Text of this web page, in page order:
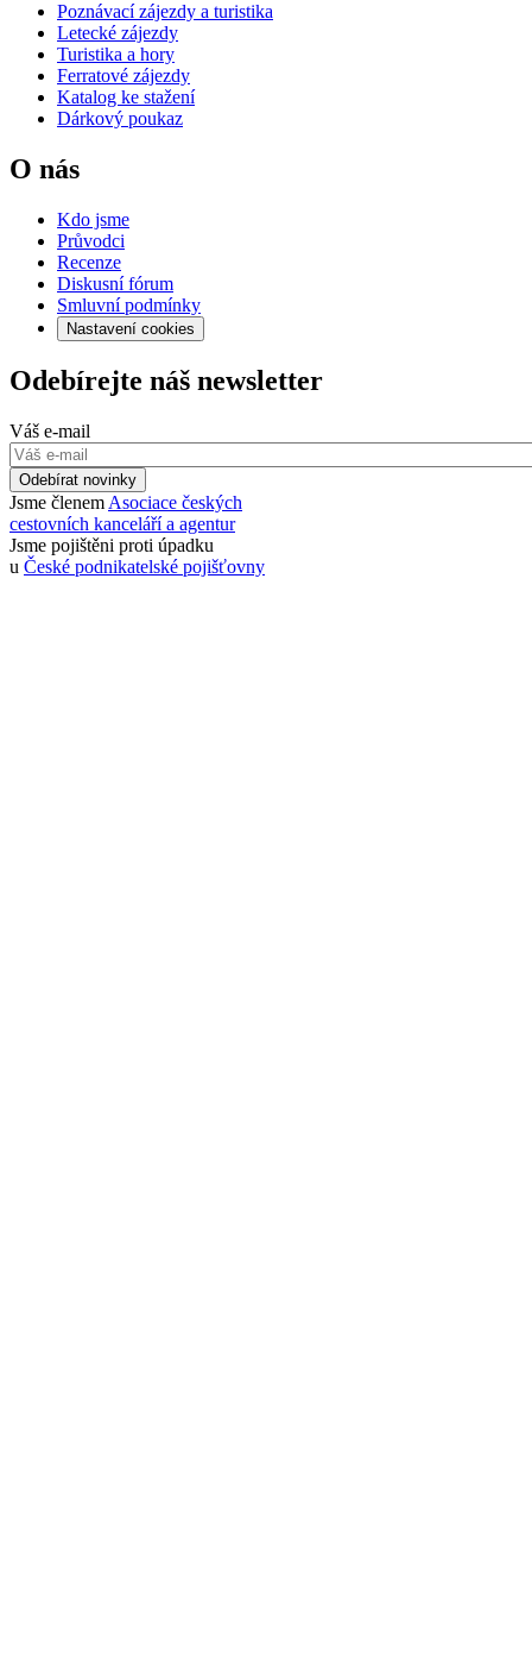
Poznávací zájezdy a turistika
Letecké zájezdy
Turistika a hory
Ferratové zájezdy
Katalog ke stažení
Dárkový poukaz
O nás
Kdo jsme
Průvodci
Recenze
Diskusní fórum
Smluvní podmínky
Nastavení cookies
Odebírejte náš newsletter
Váš e-mail
Odebírat novinky
Jsme členem Asociace českých
cestovních kanceláří a agentur
Jsme pojištěni proti úpadku
u České podnikatelské pojišťovny